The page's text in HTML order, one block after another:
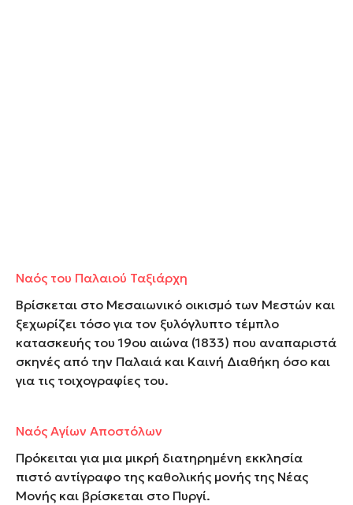
Ναός του Παλαιού Ταξιάρχη
Βρίσκεται στο Μεσαιωνικό οικισμό των Μεστών και
ξεχωρίζει τόσο για τον ξυλόγλυπτο τέμπλο
κατασκευής του 19ου αιώνα (1833) που αναπαριστά
σκηνές από την Παλαιά και Καινή Διαθήκη όσο και
για τις τοιχογραφίες του.
Ναός Αγίων Αποστόλων
Πρόκειται για μια μικρή διατηρημένη εκκλησία
πιστό αντίγραφο της καθολικής μονής της Νέας
Μονής και βρίσκεται στο Πυργί.